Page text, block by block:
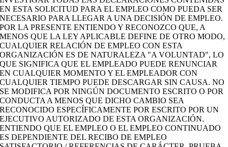
EN ESTA SOLICITUD PARA EL EMPLEO COMO PUEDA SER
NECESARIO PARA LLEGAR A UNA DECISIÓN DE EMPLEO.
POR LA PRESENTE ENTIENDO Y RECONOZCO QUE, A
MENOS QUE LA LEY APLICABLE DEFINE DE OTRO MODO,
CUALQUIER RELACIÓN DE EMPLEO CON ESTA
ORGANIZACIÓN ES DE NATURALEZA "A VOLUNTAD", LO
QUE SIGNIFICA QUE EL EMPLEADO PUEDE RENUNCIAR
EN CUALQUIER MOMENTO Y EL EMPLEADOR CON
CUALQUIER TIEMPO PUEDE DESCARGAR SIN CAUSA. NO
SE MODIFICA POR NINGÚN DOCUMENTO ESCRITO O POR
CONDUCTA A MENOS QUE DICHO CAMBIO SEA
RECONOCIDO ESPECÍFICAMENTE POR ESCRITO POR UN
EJECUTIVO AUTORIZADO DE ESTA ORGANIZACIÓN.
ENTIENDO QUE EL EMPLEO O EL EMPLEO CONTINUADO
ES DEPENDIENTE DEL RECIBO DE EMPLEO